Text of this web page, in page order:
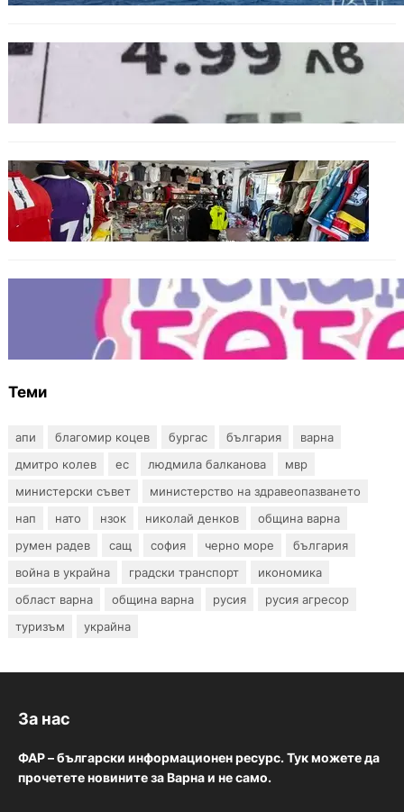
БЪЛГАРИЯ
Левът изчезва от етикетите: Търговците
БЪЛГАРИЯ
Иззеха фалшиви стоки за близо 650 000
евро при акция във Варна и „Златни
пясъци“
Инвитро подкрепата под въпрос? „Искам
бебе“ се обяви срещу прехвърлянето на
Центъра към НЗОК
Теми
апи благомир коцев бургас българия
варна
дмитро колев
ес людмила балканова
мвр
министерски съвет
министерство на здравеопазването
нап
нато нзок николай денков
община варна
румен радев
сащ софия черно море
българия
война в украйна
градски транспорт
икономика
област варна
община варна русия
русия агресор
туризъм
украйна
За нас
ФАР – български информационен ресурс. Тук можете да
прочетете новините за Варна и не само.